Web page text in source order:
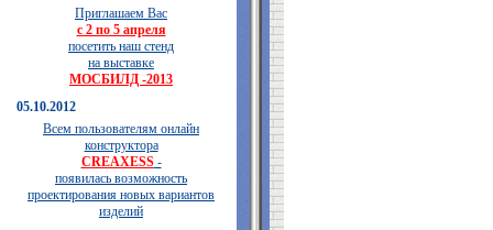
Приглашаем Вас
с 2 по 5 апреля
посетить наш стенд
на выставке
МОСБИЛД -2013
05.10.2012
Всем пользователям онлайн
конструктора
CREAXESS-
появилась возможность
проектирования новых вариантов
изделий